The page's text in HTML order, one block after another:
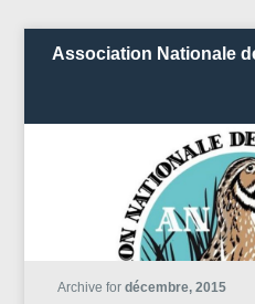
Association Nationale
Archive fordécembre, 2015